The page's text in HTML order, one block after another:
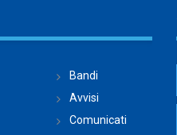
Bandi
Avvisi
Comunicati